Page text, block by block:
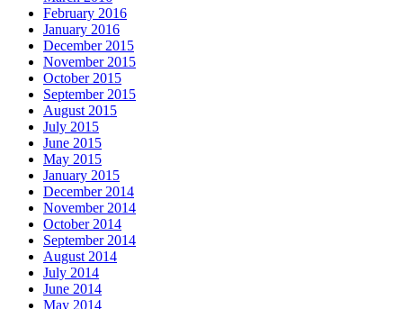
February 2016
January 2016
December 2015
November 2015
October 2015
September 2015
August 2015
July 2015
June 2015
May 2015
January 2015
December 2014
November 2014
October 2014
September 2014
August 2014
July 2014
June 2014
May 2014